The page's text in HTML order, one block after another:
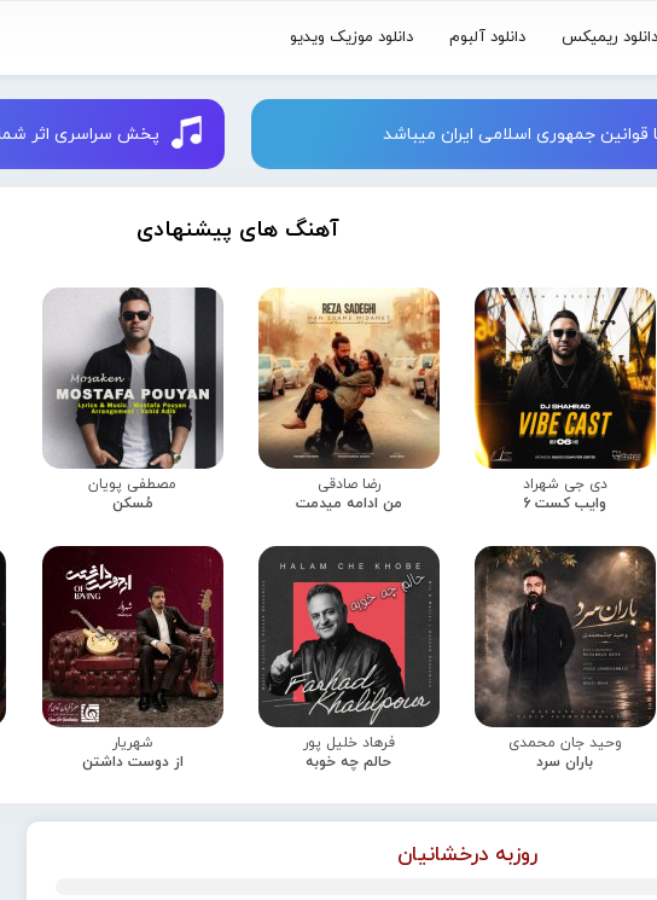
دانلود ریمیکس دانلود آلبوم دانلود موزیک ویدیو
جمهوری اسلامی ایران میباشد پخش سراسری اثر شما در
آهنگ های پیشنهادی
دی جی شهراد
وایب کست 6
رضا صادقی
من ادامه میدمت
مصطفی پویان
مُسکن
وحید جان محمدی
باران سرد
فرهاد خلیل پور
حالم چه خوبه
شهریار
از دوست داشتن
روزبه درخشانیان